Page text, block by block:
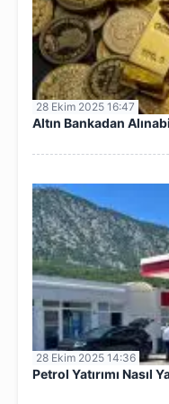
28 Ekim 2025 16:47
Altın Bankadan
28 Ekim 2025 14:36
Petrol Yatırımı Nasıl